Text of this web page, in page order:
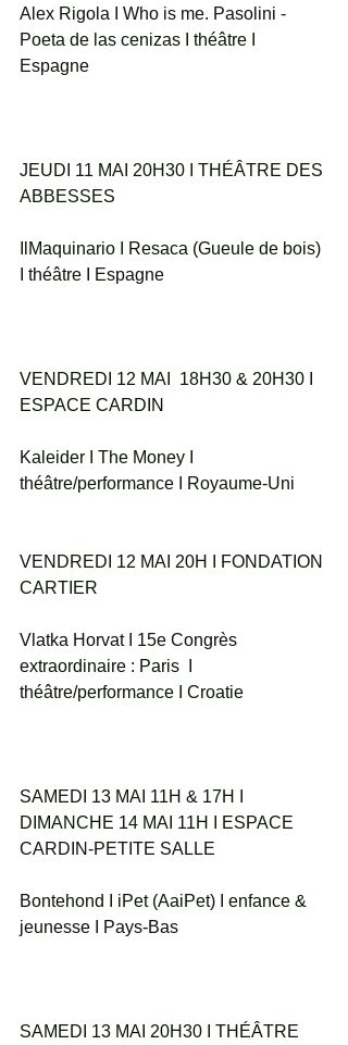
Alex Rigola I Who is me. Pasolini -
Poeta de las cenizas I théâtre I
Espagne
JEUDI 11 MAI 20H30 I THÉÂTRE DES
ABBESSES
IlMaquinario I Resaca (Gueule de bois)
I théâtre I Espagne
VENDREDI 12 MAI  18H30 & 20H30 I
ESPACE CARDIN
Kaleider I The Money I
théâtre/performance I Royaume-Uni
VENDREDI 12 MAI 20H I FONDATION
CARTIER
Vlatka Horvat I 15e Congrès
extraordinaire : Paris  I
théâtre/performance I Croatie
SAMEDI 13 MAI 11H & 17H I
DIMANCHE 14 MAI 11H I ESPACE
CARDIN-PETITE SALLE
Bontehond I iPet (AaiPet) I enfance &
jeunesse I Pays-Bas
SAMEDI 13 MAI 20H30 I THÉÂTRE